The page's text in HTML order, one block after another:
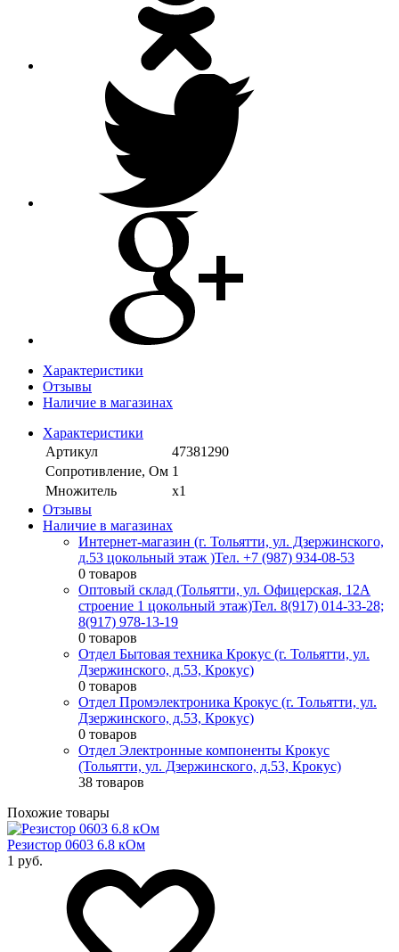
Характеристики
Отзывы
Наличие в магазинах
Характеристики
Артикул
47381290
Сопротивление, Ом 1
Множитель
х1
Отзывы
Наличие в магазинах
Интернет-магазин (г. Тольятти, ул. Дзержинского,
д.53 цокольный этаж )Тел. +7 (987) 934-08-53
0 товаров
Оптовый склад (Тольятти, ул. Офицерская, 12А
строение 1 цокольный этаж)Тел. 8(917) 014-33-28;
8(917) 978-13-19
0 товаров
Отдел Бытовая техника Крокус (г. Тольятти, ул.
Дзержинского, д.53, Крокус)
0 товаров
Отдел Промэлектроника Крокус (г. Тольятти, ул.
Дзержинского, д.53, Крокус)
0 товаров
Отдел Электронные компоненты Крокус
(Тольятти, ул. Дзержинского, д.53, Крокус)
38 товаров
Похожие товары
Резистор 0603 6.8 кОм
1 руб.